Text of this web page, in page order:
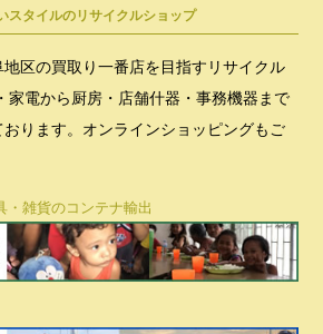
スタイルのリサイクルショップ
区の買取り一番店を目指すリサイクル
家電から厨房・店舗什器・事務機器まで
ります。オンラインショッピングもご
・雑貨のコンテナ輸出